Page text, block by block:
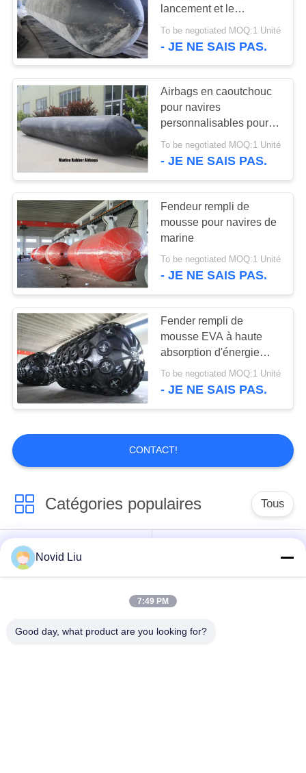
lancement et le
remorquage des navires
To be negotiated MOQ:1 Unité
- JE NE SAIS PAS.
Airbags en caoutchouc
pour navires
personnalisables pour le
lancement et le levage
des navires
To be negotiated MOQ:1 Unité
- JE NE SAIS PAS.
Fendeur rempli de
mousse pour navires de
marine
To be negotiated MOQ:1 Unité
- JE NE SAIS PAS.
Fender rempli de
mousse EVA à haute
absorption d'énergie
pour l'amarrage au quai
du navire
To be negotiated MOQ:1 Unité
- JE NE SAIS PAS.
CONTACT!
Catégories populaires Tous
Amortisseur marin
pneumatique
caoutchouc
airbag en caoutchouc
Novid Liu
7:49 PM
Good day, what product are you looking for?